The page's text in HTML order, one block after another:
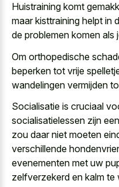
Huistraining komt
maar kisttraining helpt in
de problemen komen als
Om orthopedische
beperken tot vrije
wandelingen vermijden
Socialisatie is cruciaal
socialisatielessen zijn
zou daar niet moeten
verschillende
evenementen met uw
zelfverzekerd en kalm te